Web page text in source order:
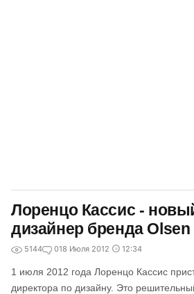
Лоренцо Кассис -
дизайнер бренда Olsen
5144 018 Июля 2012 12:34
1 июля 2012 года Лоренцо Кассис
директора по дизайну. Это